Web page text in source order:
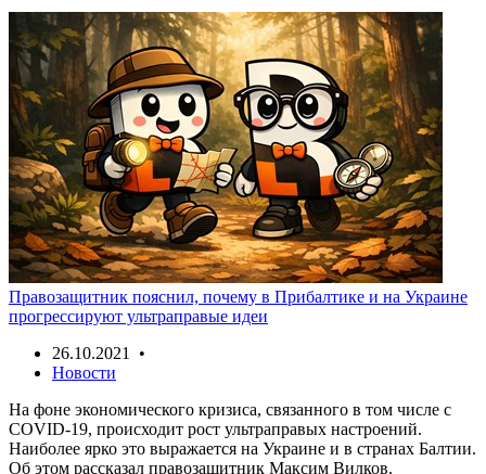
Правозащитник пояснил, почему в Прибалтике и на Украине
прогрессируют ультраправые идеи
26.10.2021 •
Новости
На фоне экономического кризиса, связанного в том числе с
COVID-19, происходит рост ультраправых настроений.
Наиболее ярко это выражается на Украине и в странах Балтии.
Об этом рассказал правозащитник Максим Вилков.